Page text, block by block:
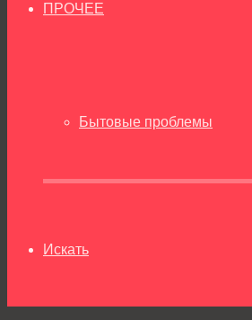
ПРОЧЕЕ
Бытовые проблемы
Искать